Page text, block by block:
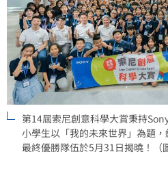
第14屆索尼創意科學大賞秉持
小學生以「我的未來世界」為題
最終優勝隊伍於5月31日揭曉！（